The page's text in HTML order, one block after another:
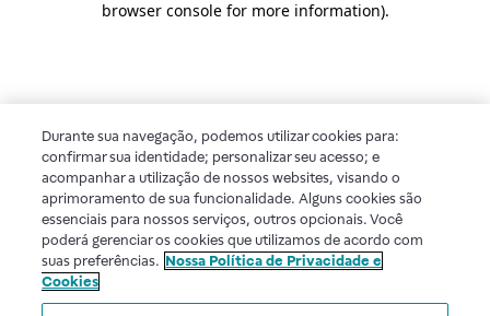
browser console for more information).
Durante sua navegação, podemos utilizar cookies para:
confirmar sua identidade; personalizar seu acesso; e
acompanhar a utilização de nossos websites, visando o
aprimoramento de sua funcionalidade. Alguns cookies são
essenciais para nossos serviços, outros opcionais. Você
poderá gerenciar os cookies que utilizamos de acordo com
suas preferências. Nossa Política de Privacidade e
Cookies